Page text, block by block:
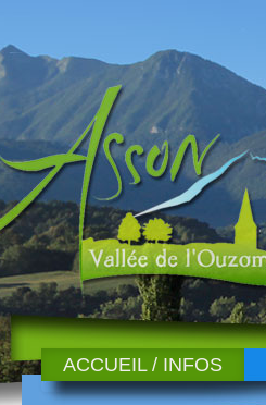
ACCUEIL / INFOS